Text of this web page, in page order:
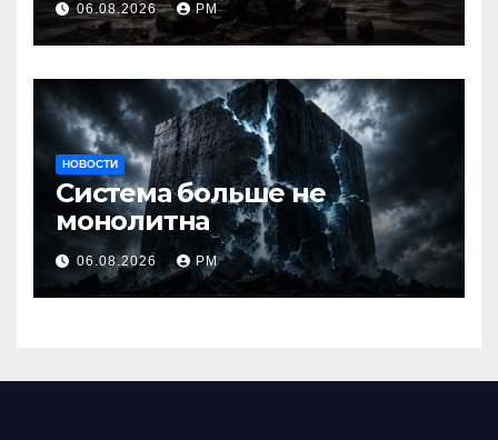
06.08.2026 РМ
НОВОСТИ
Система больше не
монолитна
06.08.2026 РМ